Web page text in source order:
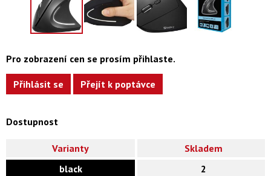
Pro zobrazení cen se prosím přihlaste.
Přihlásit se Přejít k poptávce
Dostupnost
Varianty
Skladem
black
2